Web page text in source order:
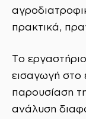
πρακτικά,
Το
εισαγωγή στο
παρουσίαση
ανάλυση